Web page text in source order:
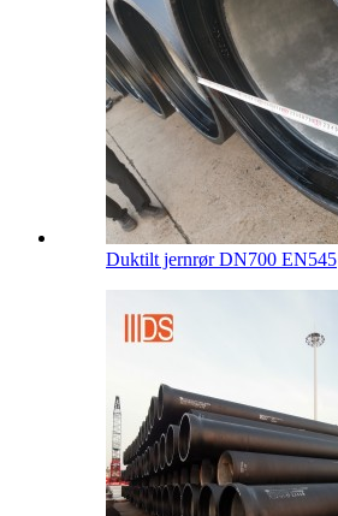
Duktilt jernrør DN700 EN545